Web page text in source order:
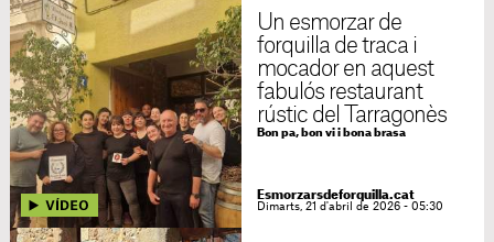
Un esmorzar de
forquilla de traca i
mocador en aquest
fabulós restaurant
rústic del Tarragonès
Bon pa, bon vi i bona brasa
Esmorzarsdeforquilla.cat
Dimarts, 21 d'abril de 2026 - 05:30